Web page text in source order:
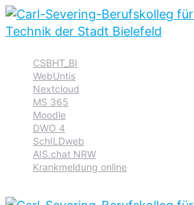
Hauptnavigation
springen
Inhalt
springen
Footer
springen
CSBHT_BI
WebUntis
Nextcloud
MS 365
Moodle
DWO 4
SchILDweb
AIS.chat NRW
Krankmeldung online